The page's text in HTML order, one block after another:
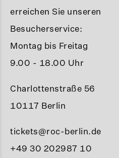
erreichen Sie unseren
Besucherservice:
Montag bis Freitag
9.00 - 18.00 Uhr
Charlottenstraße 56
10117 Berlin
tickets@roc-berlin.de
+49 30 202987 10